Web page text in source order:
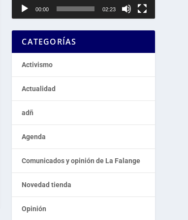
00:00 02:23
CATEGORÍAS
Activismo
Actualidad
adñ
Agenda
Comunicados y opinión de La Falange
Novedad tienda
Opinión